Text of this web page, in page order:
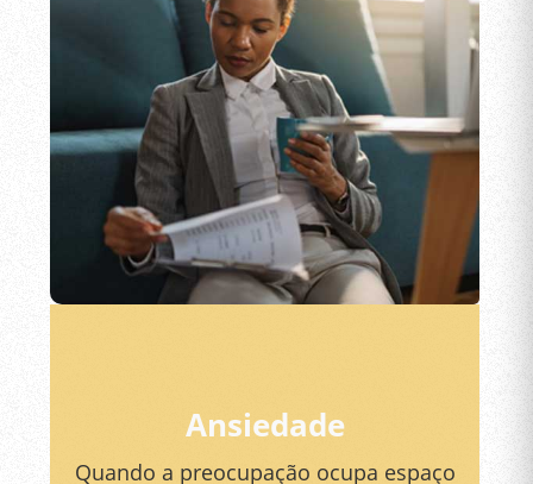
Ansiedade
Quando a preocupação ocupa espaço